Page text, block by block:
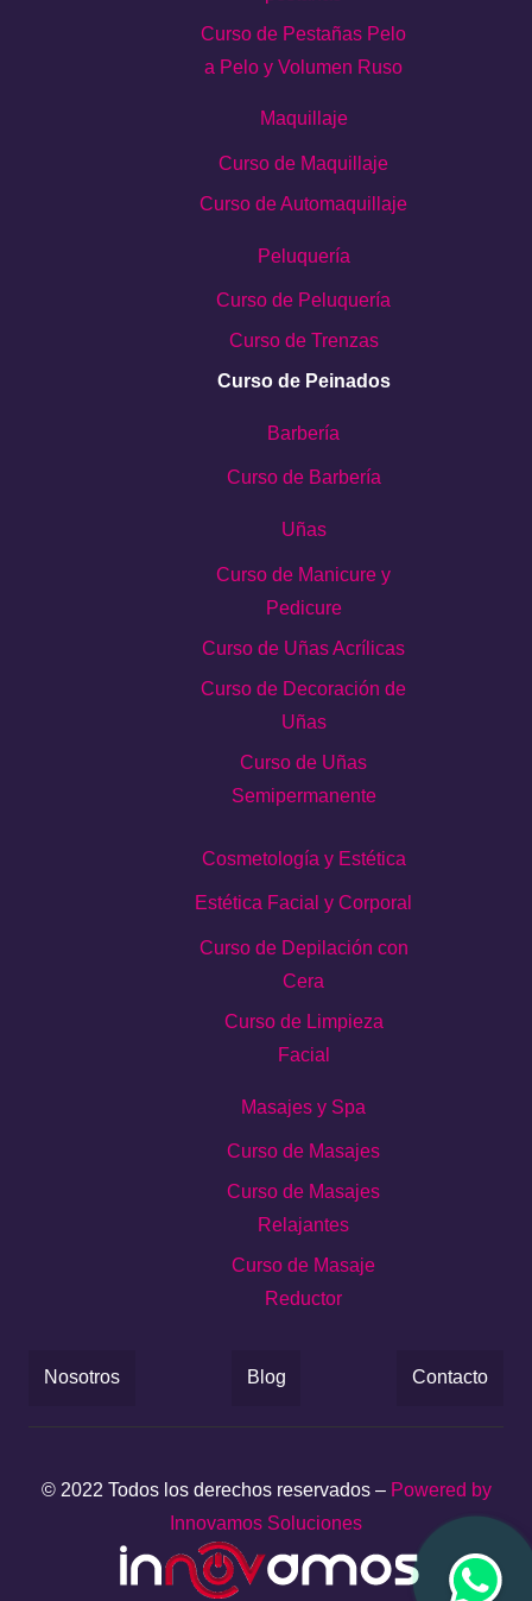
Curso de Pestañas Pelo
a Pelo y Volumen Ruso
Maquillaje
Curso de Maquillaje
Curso de Automaquillaje
Peluquería
Curso de Peluquería
Curso de Trenzas
Curso de Peinados
Barbería
Curso de Barbería
Uñas
Curso de Manicure y
Pedicure
Curso de Uñas Acrílicas
Curso de Decoración de
Uñas
Curso de Uñas
Semipermanente
Cosmetología y Estética
Estética Facial y Corporal
Curso de Depilación con
Cera
Curso de Limpieza
Facial
Masajes y Spa
Curso de Masajes
Curso de Masajes
Relajantes
Curso de Masaje
Reductor
Nosotros Blog Contacto
© 2022 Todos los derechos reservados – Powered by
Innovamos Soluciones